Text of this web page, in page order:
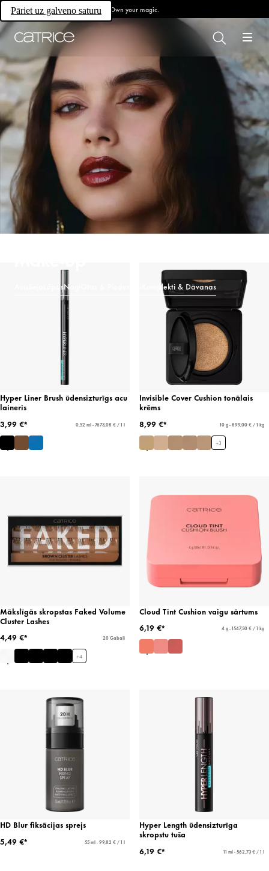
Pāriet uz galveno saturu Own your magic.
LūpasNagi Komplekti & Dāvanas
Hyper Liner Brush ūdensizturīgs acu
laineris
3,99 €*
0,52 ml - 7673,08 € / 1 l
Invisible Cover Cushion tonālais
krēms
8,99 €*
10 g - 899,00 € / 1 kg
+3
Mākslīgās skropstas Faked Volume
Cluster Lashes
4,49 €*
20 Gabali
+4
Cloud Tint Cushion vaigu sārtums
6,19 €*
4 g - 1547,50 € / 1 kg
HD Blur fiksācijas sprejs
5,49 €*
55 ml - 99,82 € / 1 l
Hyper Length ūdensizturīga
skropstu tuša
6,19 €*
11 ml - 562,73 € / 1 l